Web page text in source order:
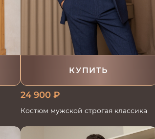
КУПИТЬ
24 900 ₽
Костюм мужской строгая классика